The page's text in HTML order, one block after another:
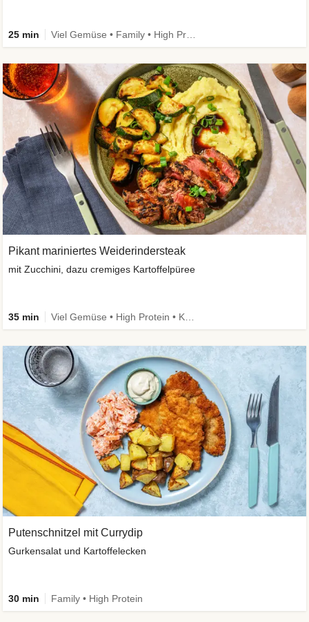
25 min
Pikant mariniertes Weiderindersteak
mit Zucchini, dazu cremiges Kartoffelpüree
35 min
Putenschnitzel mit Currydip
Gurkensalat und Kartoffelecken
30 min Family • High Protein